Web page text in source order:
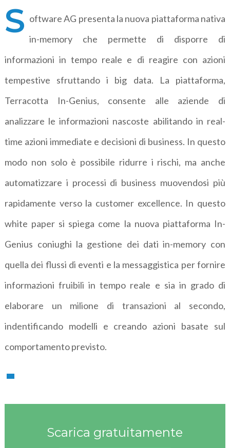
S oftware AG presenta la nuova piattaforma nativa
in-memory che permette di disporre di
informazioni in tempo reale e di reagire con azioni
tempestive sfruttando i big data. La piattaforma,
Terracotta In-Genius, consente alle aziende di
analizzare le informazioni nascoste abilitando in real-
time azioni immediate e decisioni di business. In questo
modo non solo è possibile ridurre i rischi, ma anche
automatizzare i processi di business muovendosi più
rapidamente verso la customer excellence. In questo
white paper si spiega come la nuova piattaforma In-
Genius coniughi la gestione dei dati in-memory con
quella dei flussi di eventi e la messaggistica per fornire
informazioni fruibili in tempo reale e sia in grado di
elaborare un milione di transazioni al secondo,
indentificando modelli e creando azioni basate sul
comportamento previsto.
Scarica gratuitamente